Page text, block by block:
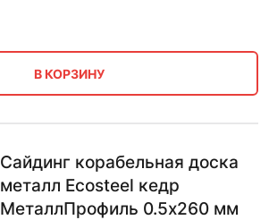
В КОРЗИНУ
Сайдинг корабельная доска
металл Ecosteel кедр
МеталлПрофиль 0.5х260 мм